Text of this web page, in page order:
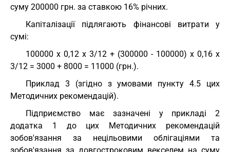
суму 200000 грн. за ставкою 16% річних.
Капіталізації підлягають фінансові витрати у
сумі:
100000 х 0,12 х 3/12 + (300000 - 100000) х 0,16 х
3/12 = 3000 + 8000 = 11000 (грн.).
Приклад 3 (згідно з умовами пункту 4.5 цих
Методичних рекомендацій).
Підприємство має зазначені у прикладі 2
додатка 1 до цих Методичних рекомендацій
зобов'язання за нецільовими облігаціями та